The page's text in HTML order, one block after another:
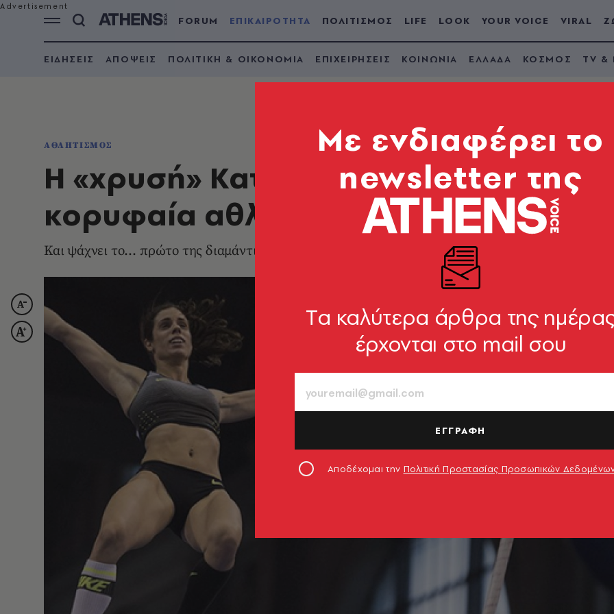
FORUM ΕΠΙΚΑΙΡΟΤΗΤΑ ΠΟΛΙΤΙΣΜΟΣ LIFE LOOK YOUR VOICE VIRAL
ΕΙΔΗΣΕΙΣ ΑΠΟΨΕΙΣ ΠΟΛΙΤΙΚΗ & ΟΙΚΟΝΟΜΙΑ ΕΠΙΧΕΙΡΗΣΕΙΣ ΚΟΙΝΩΝΙΑ ΕΛΛΑΔΑ ΚΟΣΜΟΣ TV &
ΑΘΛΗΤΙΣΜΟΣ
Η «χρυσή» Κατερίνα Στεφανίδη είναι
κορυφαία αθλήτρια της Ευρώπης
Και ψάχνει το… πρώτο της διαμάντι στις Βρυξέλλες
Mε ενδιαφέρει το
newsletter της
Tα καλύτερα άρθρα της
έρχονται στο mail σου
ΕΓΓΡΑΦΗ
Αποδέχομαι την Πολιτική Προστασίας Προσωπικών